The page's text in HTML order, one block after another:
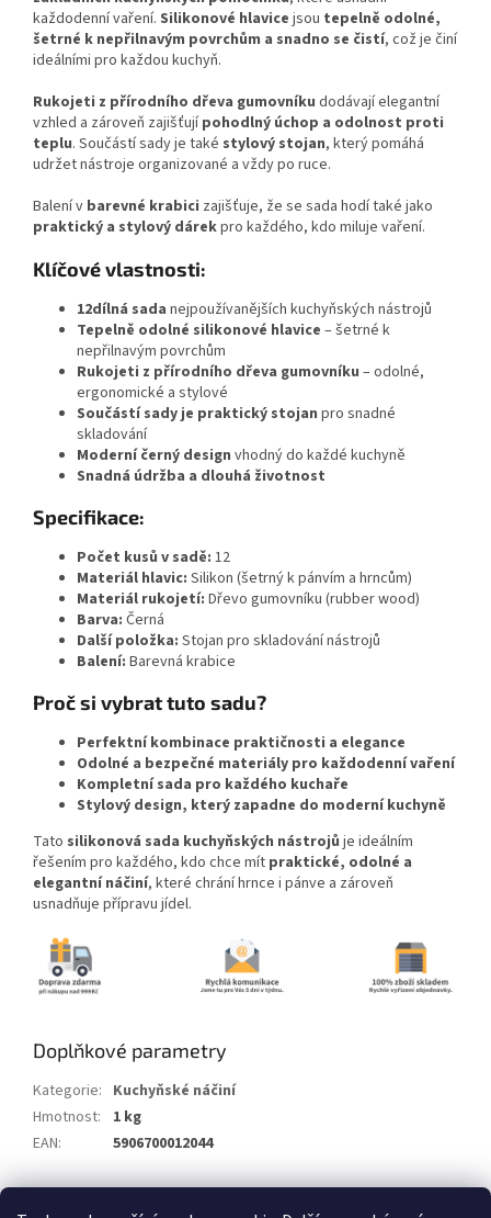
každodenní vaření. Silikonové hlavice jsou tepelně odolné,
šetrné k nepřilnavým povrchům a snadno se čistí, což je činí
ideálními pro každou kuchyň.
Rukojeti z přírodního dřeva gumovníku dodávají elegantní
vzhled a zároveň zajišťujípohodlný úchop a odolnost proti
teplu. Součástí sady je také stylový stojan, který pomáhá
udržet nástroje organizované a vždy po ruce.
Balení v barevné krabici zajišťuje, že se sada hodí také jako
praktický a stylový dárekpro každého, kdo miluje vaření.
Klíčové vlastnosti:
12dílná sada nejpoužívanějších kuchyňských nástrojů
Tepelně odolné silikonové hlavice – šetrné k
nepřilnavým povrchům
Rukojeti z přírodního dřeva gumovníku – odolné,
ergonomické a stylové
Součástí sady je praktický stojan pro snadné
skladování
Moderní černý design vhodný do každé kuchyně
Snadná údržba a dlouhá životnost
Specifikace:
Počet kusů v sadě: 12
Materiál hlavic: Silikon (šetrný k pánvím a hrncům)
Materiál rukojetí: Dřevo gumovníku (rubber wood)
Barva: Černá
Další položka: Stojan pro skladování nástrojů
Balení: Barevná krabice
Proč si vybrat tuto sadu?
Perfektní kombinace praktičnosti a elegance
Odolné a bezpečné materiály pro každodenní vaření
Kompletní sada pro každého kuchaře
Stylový design, který zapadne do moderní kuchyně
Tato silikonová sada kuchyňských nástrojů je ideálním
řešením pro každého, kdo chce mít praktické, odolné a
elegantní náčiní, které chrání hrnce i pánve a zároveň
usnadňuje přípravu jídel.
Doplňkové parametry
Kategorie: Kuchyňské náčiní
Hmotnost:
1 kg
EAN: 5906700012044